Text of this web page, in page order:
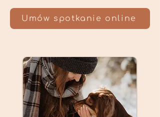
Umów spotkanie online